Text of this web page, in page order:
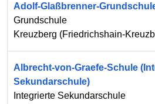
Adolf-Glaßbrenner-
Grundschule
Kreuzberg (Friedrichshain-
Albrecht-von-Graefe-Schule
Sekundarschule)
Integrierte Sekundarschule